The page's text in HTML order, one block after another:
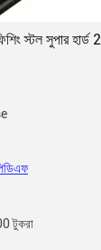
স্টল সুপার
টুকরা